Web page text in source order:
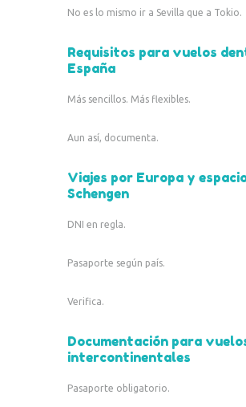
No es lo mismo ir a Sevilla que a Tokio.
Requisitos para vuelos
España
Más sencillos. Más flexibles.
Aun así, documenta.
Viajes por Europa y
Schengen
DNI en regla.
Pasaporte según país.
Verifica.
Documentación para
intercontinentales
Pasaporte obligatorio.